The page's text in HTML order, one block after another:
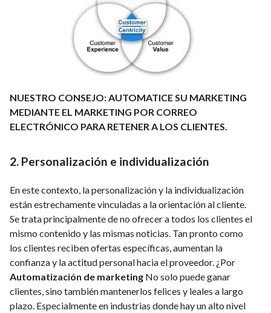
NUESTRO CONSEJO: AUTOMATICE SU MARKETING
MEDIANTE EL MARKETING POR CORREO
ELECTRÓNICO PARA RETENER A LOS CLIENTES.
2. Personalización e individualización
En este contexto, la personalización y la individualización
están estrechamente vinculadas a la orientación al cliente.
Se trata principalmente de no ofrecer a todos los clientes el
mismo contenido y las mismas noticias. Tan pronto como
los clientes reciben ofertas específicas, aumentan la
confianza y la actitud personal hacia el proveedor. ¿Por
Automatización de marketing No solo puede ganar
clientes, sino también mantenerlos felices y leales a largo
plazo. Especialmente en industrias donde hay un alto nivel